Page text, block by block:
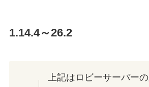
1.14.4～26.2
上記はロビーサーバー